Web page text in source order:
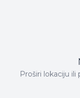
Proširi lokaciju